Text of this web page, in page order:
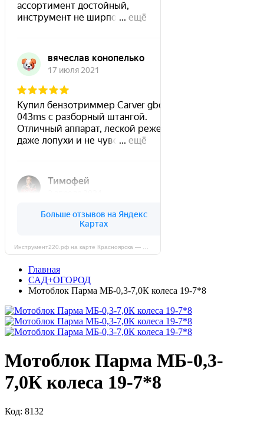
Главная
САД+ОГОРОД
Мотоблок Парма МБ-0,3-7,0К колеса 19-7*8
Мотоблок Парма МБ-0,3-
7,0К колеса 19-7*8
Код: 8132